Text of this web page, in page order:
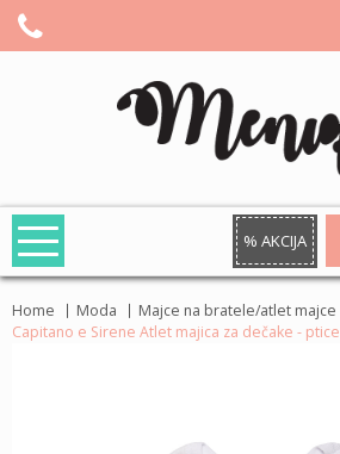
% AKCIJA
Home Moda
Majce na bratele/atlet majce
Capitano e Sirene Atlet majica za dečake - ptice